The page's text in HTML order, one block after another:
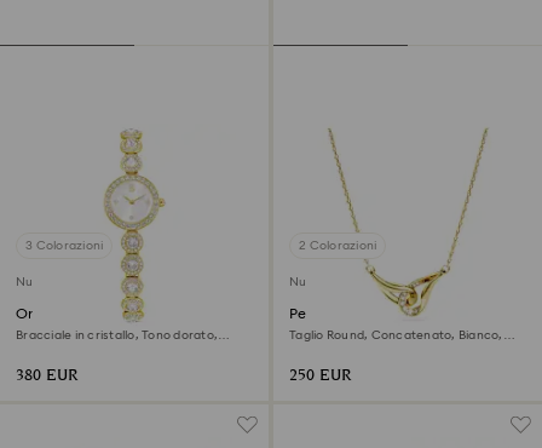
3 Colorazioni
Nuovo
Orologio Una Angelic
Bracciale in cristallo, Tono dorato,
380 EUR
2 Colorazioni
Nuovo
Pendente Swarovski Classica
Taglio Round, Concatenato, Bianco,
250 EUR